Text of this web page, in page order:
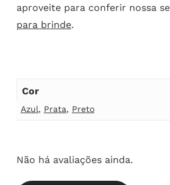
aproveite para conferir nossa
para brinde.
Cor
Azul, Prata, Preto
Não há avaliações ainda.